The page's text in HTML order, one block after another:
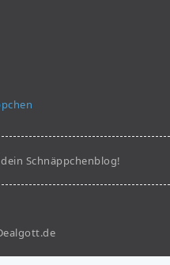
Schnäppchenblog!